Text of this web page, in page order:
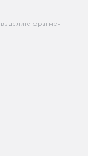
фрагмент